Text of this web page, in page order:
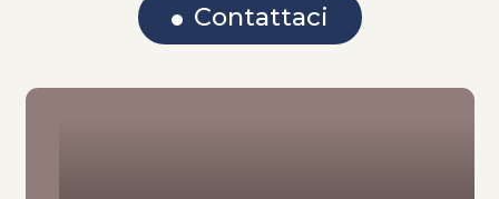
Contattaci